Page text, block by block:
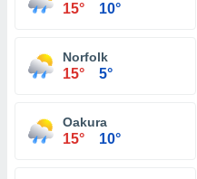
15° 10°
Norfolk
15° 5°
Oakura
15° 10°